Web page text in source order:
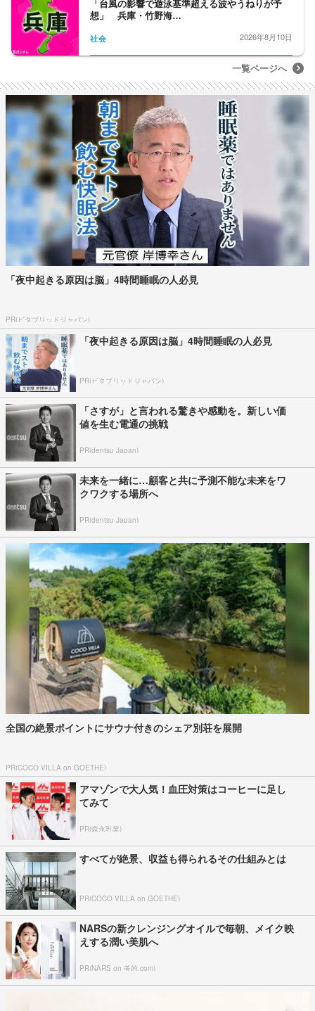
「台風の影響で遊泳基準超える波やうねりが予
想」 兵庫・竹野海…
社会 2026年8月10日
一覧ページへ
「夜中起きる原因は脳」4時間睡眠の人必見
PR(ビタブリッドジャパン)
「夜中起きる原因は脳」4時間睡眠の人必見
PR(ビタブリッドジャパン)
「さすが」と言われる驚きや感動を。新しい価
値を生む電通の挑戦
PR(dentsu Japan)
未来を一緒に…顧客と共に予測不能な未来をワ
クワクする場所へ
PR(dentsu Japan)
全国の絶景ポイントにサウナ付きのシェア別荘を展開
PR(COCO VILLA on GOETHE)
アマゾンで大人気！血圧対策はコーヒーに足し
てみて
PR(森永乳業)
すべてが絶景、収益も得られるその仕組みとは
PR(COCO VILLA on GOETHE)
NARSの新クレンジングオイルで毎朝、メイク映
えする潤い美肌へ
PR(NARS on 美的.com)